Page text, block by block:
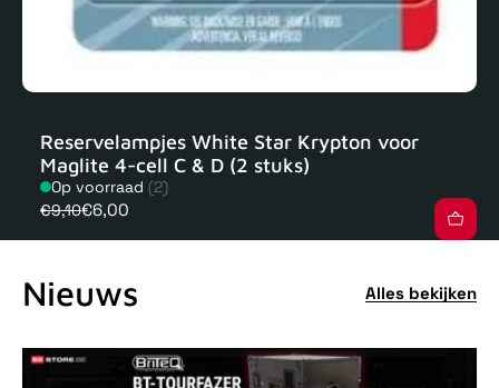
Reservelampjes White Star Krypton voor
Maglite 4-cell C & D (2 stuks)
Op voorraad (2)
€9,10€6,00
Nieuws Alles bekijken